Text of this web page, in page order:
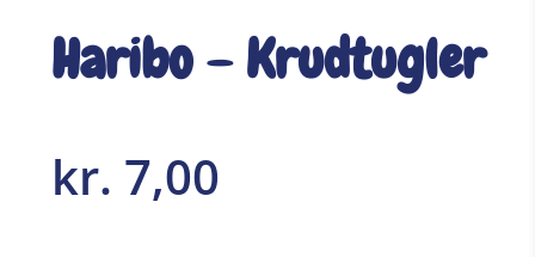
Haribo – Krudtugler
kr. 7,00